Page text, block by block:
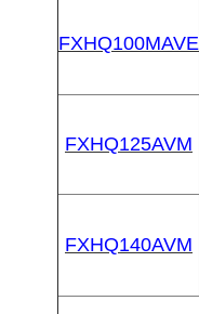
FXHQ100MAVE
FXHQ125AVM
FXHQ140AVM